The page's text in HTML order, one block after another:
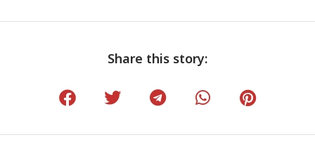
Share this story: